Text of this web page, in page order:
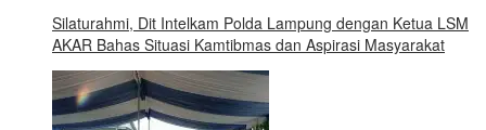
Silaturahmi, Dit Intelkam Polda Lampung dengan Ketua LSM
AKAR Bahas Situasi Kamtibmas dan Aspirasi Masyarakat